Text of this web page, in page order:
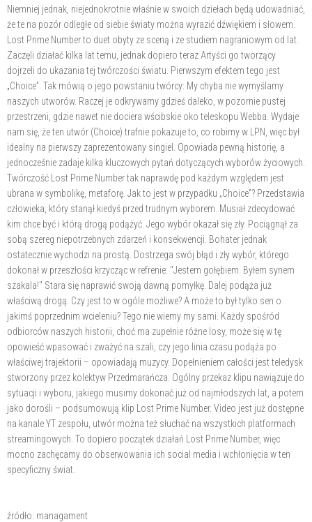
Niemniej jednak, niejednokrotnie właśnie w swoich dziełach będą udowadniać,
że te na pozór odległe od siebie światy można wyrazić dźwiękiem i słowem.
Lost Prime Number to duet obyty ze sceną i ze studiem nagraniowym od lat.
Zaczęli działać kilka lat temu, jednak dopiero teraz Artyści go tworzący
dojrzeli do ukazania tej twórczości światu. Pierwszym efektem tego jest
„Choice”. Tak mówią o jego powstaniu twórcy: My chyba nie wymyślamy
naszych utworów. Raczej je odkrywamy gdzieś daleko, w pozornie pustej
przestrzeni, gdzie nawet nie dociera wścibskie oko teleskopu Webba. Wydaje
nam się, że ten utwór (Choice) trafnie pokazuje to, co robimy w LPN, więc był
idealny na pierwszy zaprezentowany singiel. Opowiada pewną historię, a
jednocześnie zadaje kilka kluczowych pytań dotyczących wyborów życiowych.
Twórczość Lost Prime Number tak naprawdę pod każdym względem jest
ubrana w symbolikę, metaforę. Jak to jest w przypadku „Choice”? Przedstawia
człowieka, który stanął kiedyś przed trudnym wyborem. Musiał zdecydować
kim chce być i którą drogą podążyć. Jego wybór okazał się zły. Pociągnął za
sobą szereg niepotrzebnych zdarzeń i konsekwencji. Bohater jednak
ostatecznie wychodzi na prostą. Dostrzega swój błąd i zły wybór, którego
dokonał w przeszłości krzycząc w refrenie: "Jestem gołębiem. Byłem synem
szakala!" Stara się naprawić swoją dawną pomyłkę. Dalej podąża już
właściwą drogą. Czy jest to w ogóle możliwe? A może to był tylko sen o
jakimś poprzednim wcieleniu? Tego nie wiemy my sami. Każdy spośród
odbiorców naszych historii, choć ma zupełnie różne losy, może się w tę
opowieść wpasować i zważyć na szali, czy jego linia czasu podąża po
właściwej trajektorii – opowiadają muzycy. Dopełnieniem całości jest teledysk
stworzony przez kolektyw Przedmarańcza. Ogólny przekaz klipu nawiązuje do
sytuacji i wyboru, jakiego musimy dokonać już od najmłodszych lat, a potem
jako dorośli – podsumowują klip Lost Prime Number. Video jest już dostępne
na kanale YT zespołu, utwór można też słuchać na wszystkich platformach
streamingowych. To dopiero początek działań Lost Prime Number, więc
mocno zachęcamy do obserwowania ich social media i wchłonięcia w ten
specyficzny świat.
źródło: managament